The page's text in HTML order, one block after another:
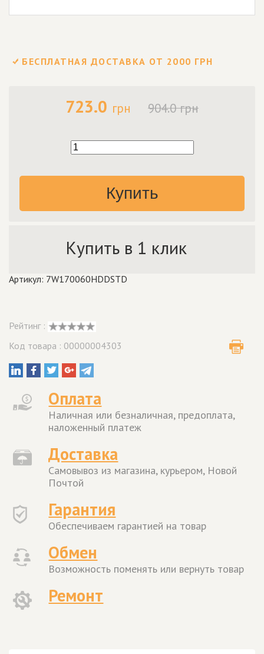
БЕСПЛАТНАЯ ДОСТАВКА ОТ 2000 ГРН
723.0 грн 904.0 грн
Купить
Купить в 1 клик
Артикул: 7W170060HDDSTD
Рейтинг :
Код товара : 00000004303
Оплата
Наличная или безналичная, предоплата,
наложенный платеж
Доставка
Самовывоз из магазина, курьером, Новой
Почтой
Гарантия
Обеспечиваем гарантией на товар
Обмен
Возможность поменять или вернуть товар
Ремонт